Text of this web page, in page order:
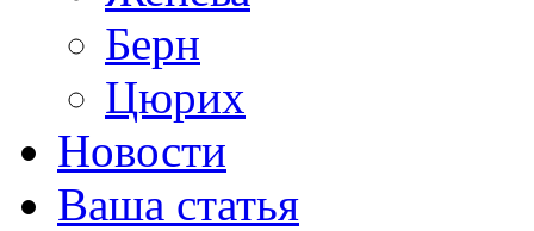
Берн
Цюрих
Новости
Ваша статья